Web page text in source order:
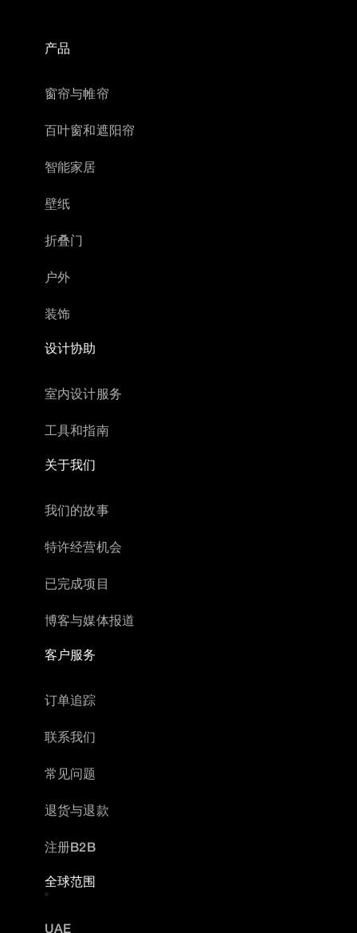
产品
窗帘与帷帘
百叶窗和遮阳帘
智能家居
壁纸
折叠门
户外
装饰
设计协助
室内设计服务
工具和指南
关于我们
我们的故事
特许经营机会
已完成项目
博客与媒体报道
客户服务
订单追踪
联系我们
常见问题
退货与退款
注册B2B
全球范围
UAE